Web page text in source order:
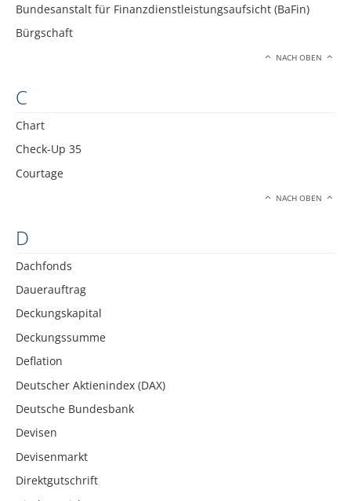
Bundesanstalt für Finanzdienstleistungsaufsicht (BaFin)
Bürgschaft
NACH OBEN
C
Chart
Check-Up 35
Courtage
NACH OBEN
D
Dachfonds
Dauerauftrag
Deckungskapital
Deckungssumme
Deflation
Deutscher Aktienindex (DAX)
Deutsche Bundesbank
Devisen
Devisenmarkt
Direktgutschrift